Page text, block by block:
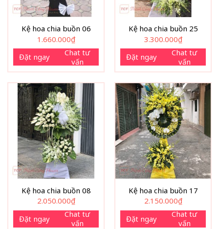
Kệ hoa chia buồn 06
1.660.000₫
Đặt ngay
Chat tư
vấn
Kệ hoa chia buồn 25
3.300.000₫
Đặt ngay
Chat tư
vấn
Kệ hoa chia buồn 08
2.050.000₫
Đặt ngay
Chat tư
vấn
Kệ hoa chia buồn 17
2.150.000₫
Đặt ngay
Chat tư
vấn